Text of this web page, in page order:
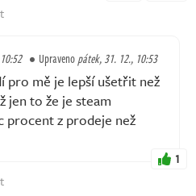
Upravenopátek, 31. 12., 10:53
pro mě je lepší ušetřit než
jen to že je steam
procent z prodeje než
1